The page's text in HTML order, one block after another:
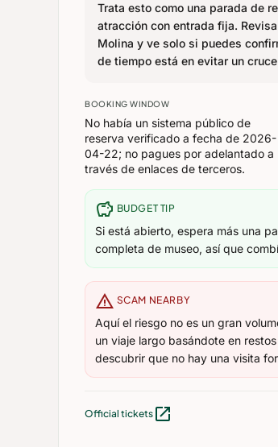
Trata esto como una parada de
atracción con entrada fija.
Molina y ve solo si puedes
de tiempo está en evitar un
BOOKING WINDOW
No había un sistema público de
reserva verificado a fecha de 2026-
04-22; no pagues por adelantado a
través de enlaces de terceros.
savings BUDGET TIP
Si está abierto, espera más una
completa de museo, así que
warning SCAM NEARBY
Aquí el riesgo no es un gran
un viaje largo basándote en
descubrir que no hay una visita
Official tickets open_in_new